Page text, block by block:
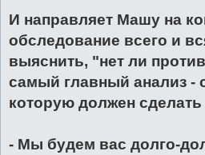
И направляет Машу на
обследование всего и
выяснить, "нет ли
самый главный анализ -
которую должен
- Мы будем вас долго-